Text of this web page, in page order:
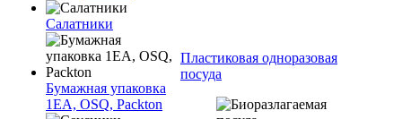
Салатники
Бумажная упаковка
1ЕА, OSQ, Packton
Пластиковая одноразовая
посуда